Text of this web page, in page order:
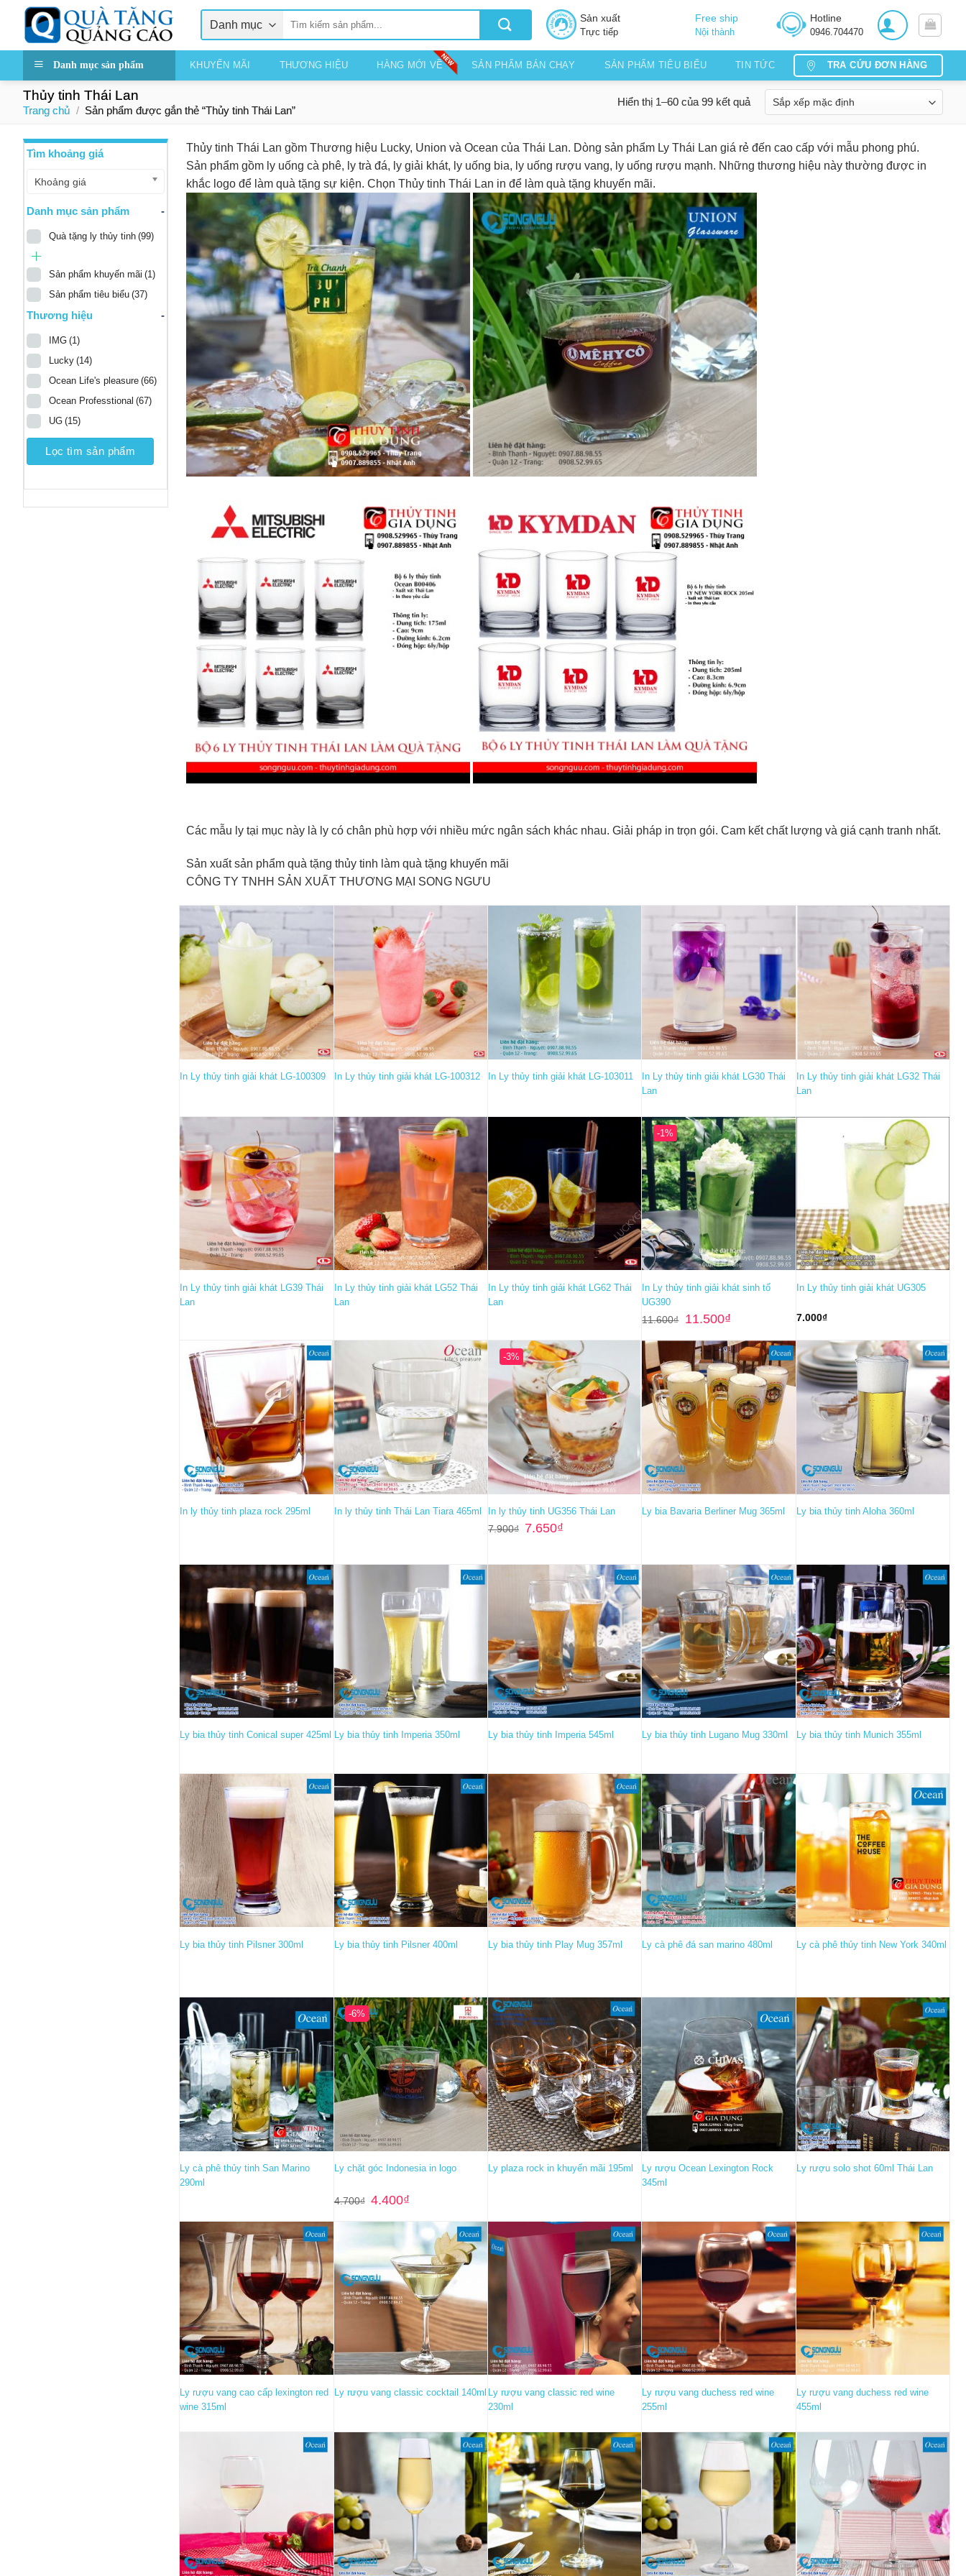
content
Sản xuất
Trực tiếp
Free ship
Nội thành
Hotline
0946.704470
Danh mục sản phẩm KHUYẾN MÃI THƯƠNG HIỆU HÀNG MỚI VỀ SẢN PHẨM BÁN CHẠY SẢN PHẨM TIÊU BIỂU TIN TỨC TRA CỨU ĐƠN HÀNG
Thủy tinh Thái Lan
Trang chủ / Sản phẩm được gắn thẻ “Thủy tinh Thái Lan”
Hiển thị 1–60 của 99 kết quả
Tìm khoảng giá
Khoảng giá
Danh mục sản phẩm -
Quà tặng ly thủy tinh (99)
Sản phẩm khuyến mãi (1)
Sản phẩm tiêu biểu (37)
Thương hiệu -
IMG (1)
Lucky (14)
Ocean Life's pleasure (66)
Ocean Professtional (67)
UG (15)
Lọc tìm sản phẩm
Thủy tinh Thái Lan gồm Thương hiệu Lucky, Union và Ocean của Thái Lan. Dòng sản phẩm Ly Thái Lan giá rẻ đến cao cấp với mẫu phong phú.
Sản phẩm gồm ly uống cà phê, ly trà đá, ly giải khát, ly uống bia, ly uống rượu vang, ly uống rượu mạnh. Những thương hiệu này thường được in
khắc logo để làm quà tặng sự kiện. Chọn Thủy tinh Thái Lan in để làm quà tặng khuyến mãi.
Các mẫu ly tại mục này là ly có chân phù hợp với nhiều mức ngân sách khác nhau. Giải pháp in trọn gói. Cam kết chất lượng và giá cạnh tranh nhất.
Sản xuất sản phẩm quà tặng thủy tinh làm quà tặng khuyến mãi
CÔNG TY TNHH SẢN XUẤT THƯƠNG MẠI SONG NGƯU
In Ly thủy tinh giải khát LG-100309 In Ly thủy tinh giải khát LG-100312 In Ly thủy tinh giải khát LG-103011
In Ly thủy tinh giải khát LG30 Thái
Lan
In Ly thủy tinh giải khát LG32 Thái
Lan
In Ly thủy tinh giải khát LG39 Thái
Lan
In Ly thủy tinh giải khát LG52 Thái
Lan
In Ly thủy tinh giải khát LG62 Thái
Lan
-1%
In Ly thủy tinh giải khát sinh tố
UG390
11.600₫
Giá
gốc
11.600₫.
11.500₫Giá
là:
11.500₫.
In Ly thủy tinh giải khát UG305
7.000₫
In ly thủy tinh plaza rock 295ml In ly thủy tinh Thái Lan Tiara 465ml
-3%
In ly thủy tinh UG356 Thái Lan
7.900₫ Giá
gốc
7.650₫
7.650₫.
Ly bia Bavaria Berliner Mug 365ml Ly bia thủy tinh Aloha 360ml
Ly bia thủy tinh Conical super 425ml Ly bia thủy tinh Imperia 350ml Ly bia thủy tinh Imperia 545ml Ly bia thủy tinh Lugano Mug 330ml Ly bia thủy tinh Munich 355ml
Ly bia thủy tinh Pilsner 300ml Ly bia thủy tinh Pilsner 400ml Ly bia thủy tinh Play Mug 357ml Ly cà phê đá san marino 480ml Ly cà phê thủy tinh New York 340ml
Ly cà phê thủy tinh San Marino
290ml
-6%
Ly chặt góc Indonesia in logo
4.700₫ Giá
gốc
4.700₫.
4.400₫Giá
4.400₫.
Ly plaza rock in khuyến mãi 195ml
Ly rượu Ocean Lexington Rock
345ml
Ly rượu solo shot 60ml Thái Lan
Ly rượu vang cao cấp lexington red
wine 315ml
Ly rượu vang classic cocktail 140ml Ly rượu vang classic red wine
230ml
Ly rượu vang duchess red wine
255ml
Ly rượu vang duchess red wine
455ml